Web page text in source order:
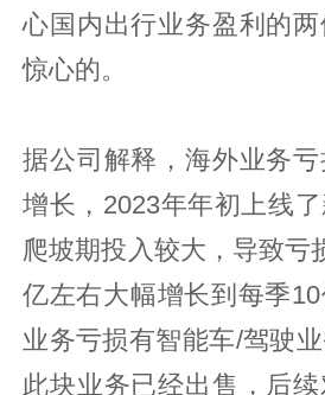
心国内出行业务盈利的两
惊心的。
据公司解释，海外业务
增长，2023年年初上线
爬坡期投入较大，导致亏
亿左右大幅增长到每季
业务亏损有智能车/驾驶
此块业务已经出售，后